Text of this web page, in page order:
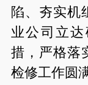
陷、夯实机
业公司立
措，严格落
检修工作圆